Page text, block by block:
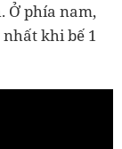
Ở phía nam,
khi bế 1